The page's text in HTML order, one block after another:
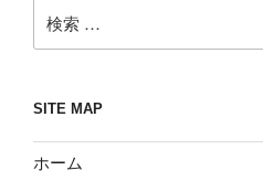
索:
SITE MAP
ホーム